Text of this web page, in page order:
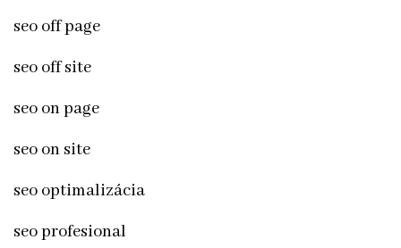
seo off page
seo off site
seo on page
seo on site
seo optimalizácia
seo profesional